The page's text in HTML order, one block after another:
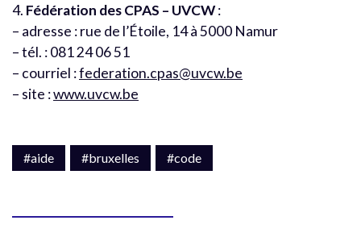
4. Fédération des CPAS – UVCW:
– adresse : rue de l’Étoile, 14 à 5000 Namur
– tél. : 081 24 06 51
– courriel :federation.cpas@uvcw.be
– site :www.uvcw.be
#aide #bruxelles #code